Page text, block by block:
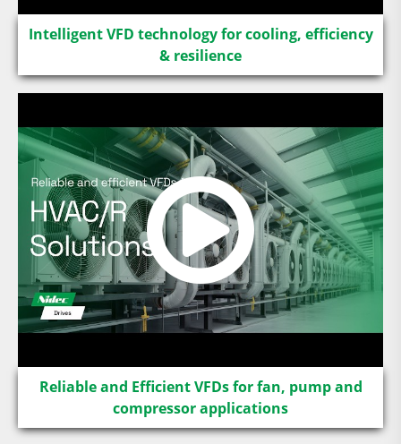
Intelligent VFD technology for cooling, efficiency
& resilience
Reliable and Efficient VFDs for fan, pump and
compressor applications